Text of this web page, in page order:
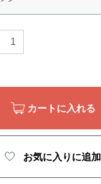
カートに入れる
お気に入りに追加